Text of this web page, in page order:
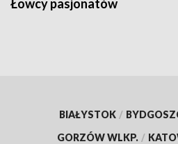
Łowcy pasjonatów
BIAŁYSTOK /
GORZÓW WLKP. /